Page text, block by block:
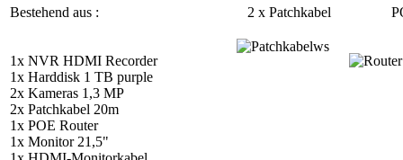
Bestehend aus : 2 x Patchkabel
1x NVR HDMI Recorder
1x Harddisk 1 TB purple
2x Kameras 1,3 MP
2x Patchkabel 20m
1x POE Router
1x Monitor 21,5"